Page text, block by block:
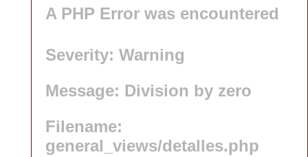
A PHP Error was encountered
Severity: Warning
Message: Division by zero
Filename:
general_views/detalles.php